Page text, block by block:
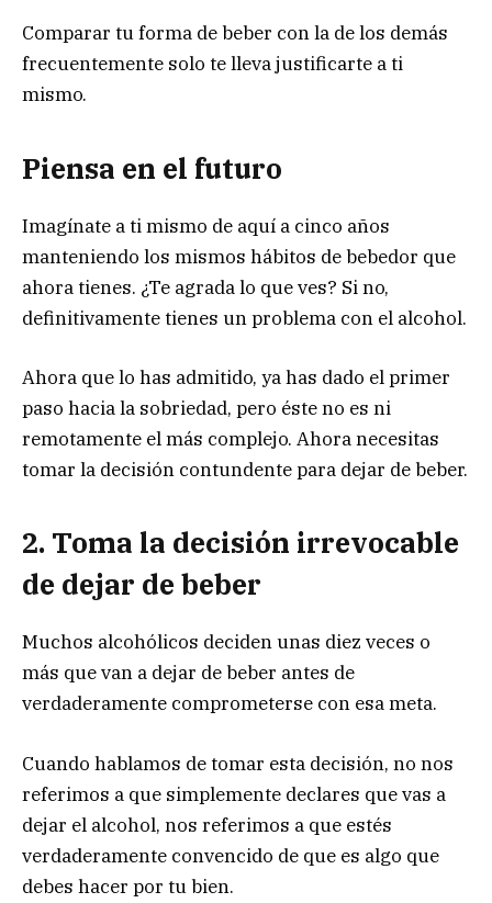
Comparar tu forma de beber con la de los demás
frecuentemente solo te lleva justificarte a ti
mismo.
Piensa en el futuro
Imagínate a ti mismo de aquí a cinco años
manteniendo los mismos hábitos de bebedor que
ahora tienes. ¿Te agrada lo que ves? Si no,
definitivamente tienes un problema con el alcohol.
Ahora que lo has admitido, ya has dado el primer
paso hacia la sobriedad, pero éste no es ni
remotamente el más complejo. Ahora necesitas
tomar la decisión contundente para dejar de beber.
2. Toma la decisión irrevocable
de dejar de beber
Muchos alcohólicos deciden unas diez veces o
más que van a dejar de beber antes de
verdaderamente comprometerse con esa meta.
Cuando hablamos de tomar esta decisión, no nos
referimos a que simplemente declares que vas a
dejar el alcohol, nos referimos a que estés
verdaderamente convencido de que es algo que
debes hacer por tu bien.